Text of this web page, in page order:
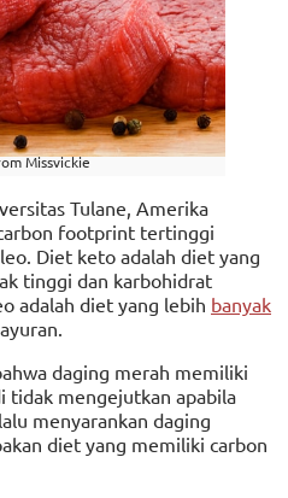
Missvickie
Tulane, Amerika
footprint tertinggi
Diet keto adalah diet yang
tinggi dan karbohidrat
adalah diet yang lebih banyak
daging merah memiliki
tidak mengejutkan apabila
menyarankan daging
diet yang memiliki carbon